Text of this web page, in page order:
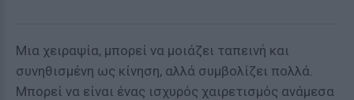
Μια χειραψία, μπορεί να μοιάζει ταπεινή και
συνηθισμένη ως κίνηση, αλλά συμβολίζει πολλά.
Μπορεί να είναι ένας ισχυρός χαιρετισμός ανάμεσα